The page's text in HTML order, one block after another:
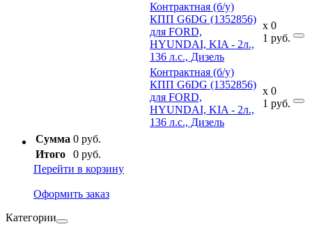
Контрактная (б/у)
КПП G6DG (1352856)
для FORD,
HYUNDAI, KIA - 2л.,
136 л.с., Дизель
x
1
0
руб.
Контрактная (б/у)
КПП G6DG (1352856)
для FORD,
HYUNDAI, KIA - 2л.,
136 л.с., Дизель
x
1
0
руб.
Сумма 0 руб.
Итого
0 руб.
Перейти в корзину
Оформить заказ
Категории